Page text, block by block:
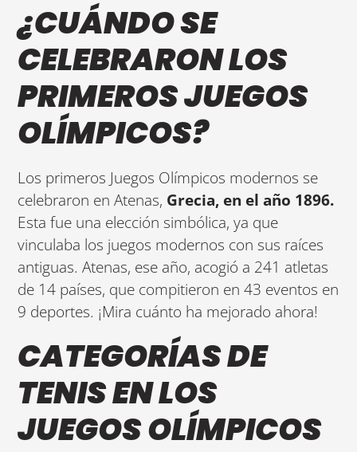
¿CUÁNDO SE
CELEBRARON LOS
PRIMEROS JUEGOS
OLÍMPICOS?
Los primeros Juegos Olímpicos modernos se
celebraron en Atenas, Grecia, en el año 1896.
Esta fue una elección simbólica, ya que
vinculaba los juegos modernos con sus raíces
antiguas. Atenas, ese año, acogió a 241 atletas
de 14 países, que compitieron en 43 eventos en
9 deportes. ¡Mira cuánto ha mejorado ahora!
CATEGORÍAS DE
TENIS EN LOS
JUEGOS OLÍMPICOS